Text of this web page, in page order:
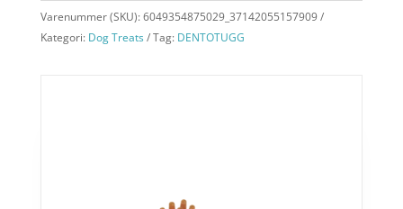
Varenummer (SKU):6049354875029_37142055157909
Kategori: Dog Treats Tag: DENTOTUGG